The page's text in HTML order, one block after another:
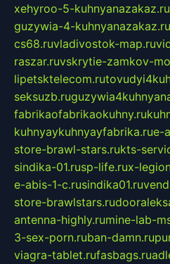
xehyroo-5-kuhnyanazakaz.ru
guzywia-4-kuhnyanazakaz.ru
cs68.ruvladivostok-map.ru
raszar.ruvskrytie-zamkov-
lipetsktelecom.ru
seksuzb.ru
fabrikaofabrikaokuhny.ru
kuhnyaykuhnyayfabrika.rue-
store-brawl-stars.rukts-
sindika-01.rusp-life.rux-
e-abis-1-c.rusindika01.ru
store-brawlstars.ru
antenna-highly.rumine-lab-
3-sex-porn.ruban-damn.ru
viagra-tablet.rufasbags.ru